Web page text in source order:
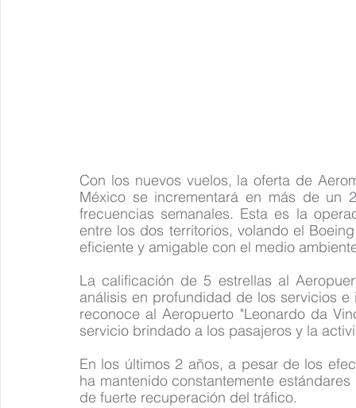
Con los nuevos vuelos, la oferta de
México se incrementará en más de un
frecuencias semanales. Esta es la
entre los dos territorios, volando el
eficiente y amigable con el medio
La calificación de 5 estrellas al
análisis en profundidad de los servicios
reconoce al Aeropuerto "Leonardo da
servicio brindado a los pasajeros y la
En los últimos 2 años, a pesar de los
ha mantenido constantemente
de fuerte recuperación del tráfico.